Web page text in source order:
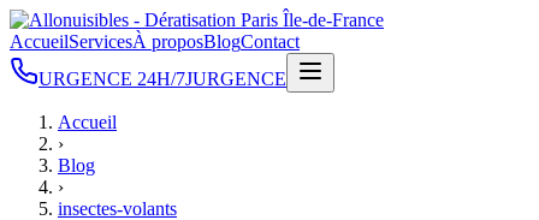
AccueilServicesÀ proposBlogContact
URGENCE 24H/7JURGENCE
Accueil
›
Blog
›
insectes-volants